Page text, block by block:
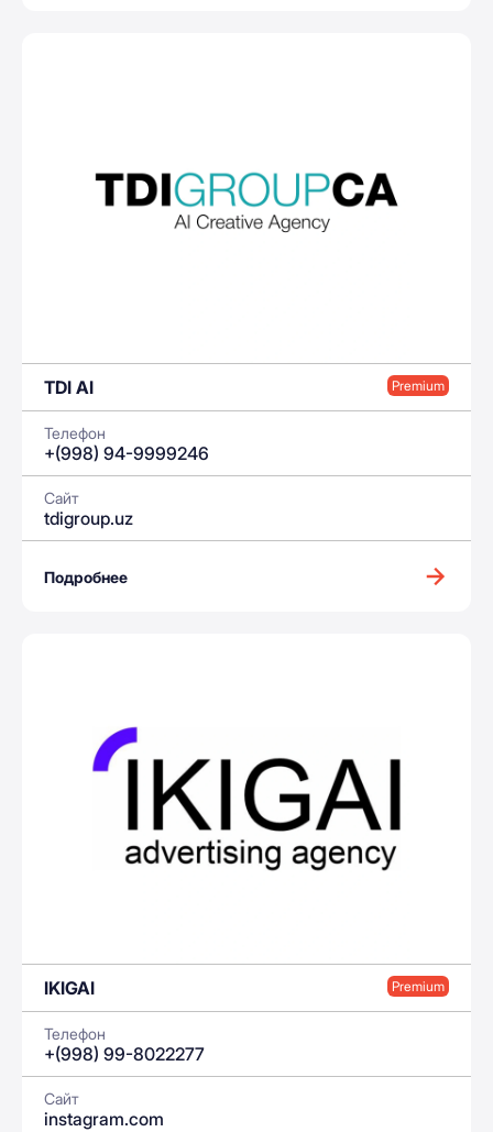
TDI AI Premium
Телефон
+(998) 94-9999246
Сайт
tdigroup.uz
Подробнее
IKIGAI Premium
Телефон
+(998) 99-8022277
Сайт
instagram.com